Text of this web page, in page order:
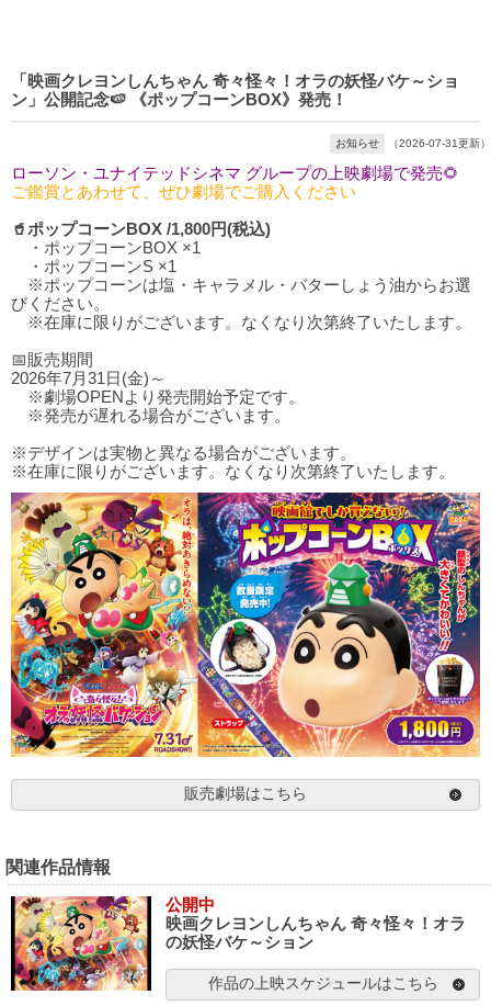
「映画クレヨンしんちゃん 奇々怪々！オラの妖怪バケ～ショ
ン」公開記念🍉 《ポップコーンBOX》発売！
お知らせ （2026-07-31更新）
ローソン・ユナイテッドシネマ グループの上映劇場で発売🌻
ご鑑賞とあわせて、ぜひ劇場でご購入ください
🥤ポップコーンBOX /1,800円(税込)
・ポップコーンBOX ×1
・ポップコーンS ×1
※ポップコーンは塩・キャラメル・バターしょう油からお選
びください。
※在庫に限りがございます。なくなり次第終了いたします。
📅販売期間
2026年7月31日(金)～
※劇場OPENより発売開始予定です。
※発売が遅れる場合がございます。
※デザインは実物と異なる場合がございます。
※在庫に限りがございます。なくなり次第終了いたします。
販売劇場はこちら
関連作品情報
公開中
映画クレヨンしんちゃん 奇々怪々！オラ
の妖怪バケ～ション
作品の上映スケジュールはこちら